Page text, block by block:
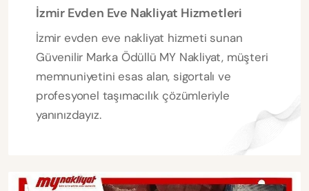
İzmir Evden Eve Nakliyat Hizmetleri
İzmir evden eve nakliyat hizmeti sunan
Güvenilir Marka Ödüllü MY Nakliyat, müşteri
memnuniyetini esas alan, sigortalı ve
profesyonel taşımacılık çözümleriyle
yanınızdayız.